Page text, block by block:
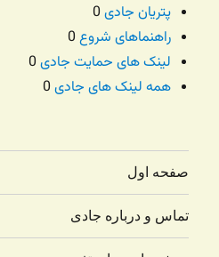
پتریان جادی
راهنماهای شروع
لینک های حمایت جادی
همه لینک های جادی
صفحه اول
تماس و درباره جادی